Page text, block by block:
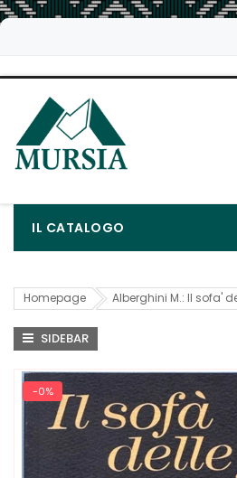
IL CATALOGO
Homepage Alberghini M.: Il sofa'
SIDEBAR
-0%